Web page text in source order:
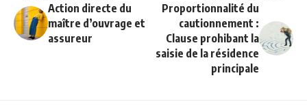
Action directe du
maître d’ouvrage et
assureur
Proportionnalité du
cautionnement :
Clause prohibant la
saisie de la résidence
principale